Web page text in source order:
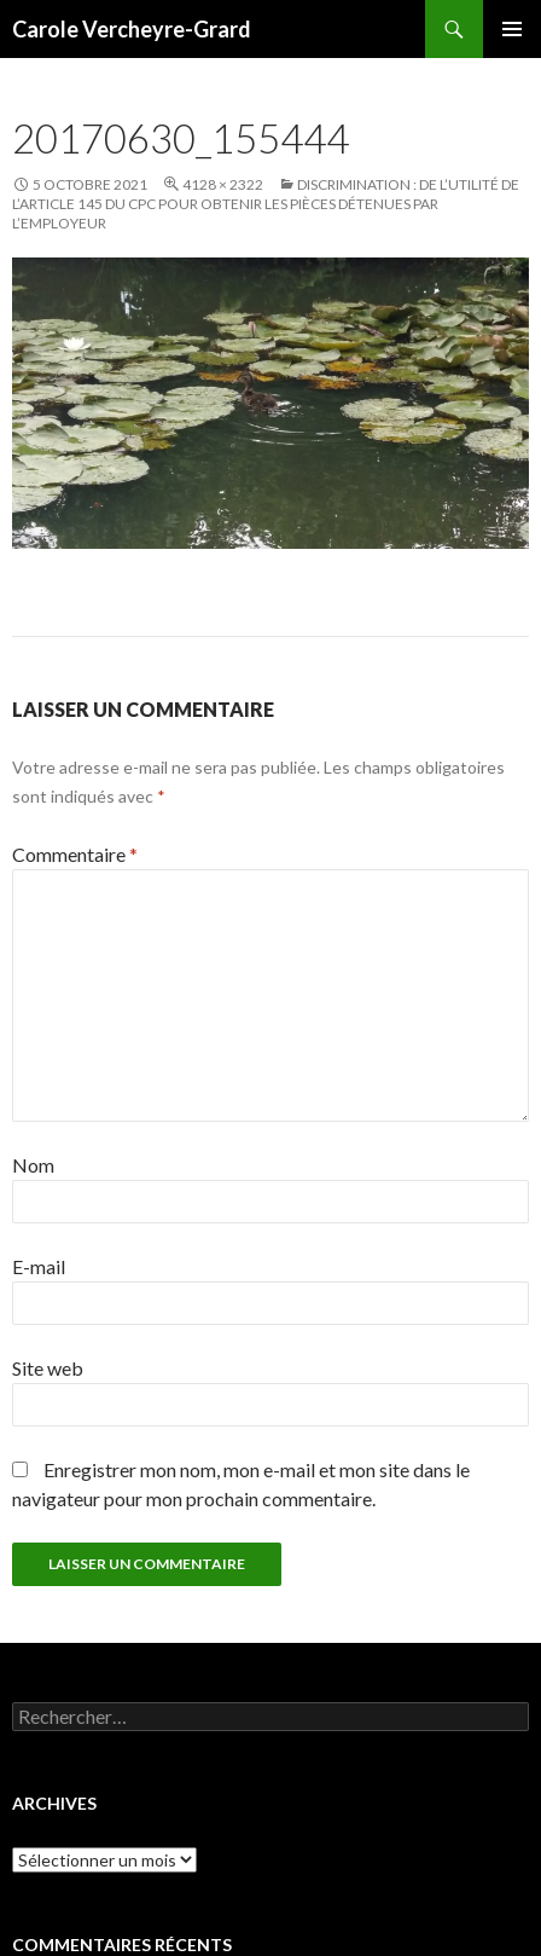
Carole Vercheyre-Grard
20170630_155444
5 OCTOBRE 2021 4128 × 2322
DISCRIMINATION : DE L’UTILITÉ DE
L’ARTICLE 145 DU CPC POUR OBTENIR LES PIÈCES DÉTENUES PAR
L’EMPLOYEUR
LAISSER UN COMMENTAIRE
Votre adresse e-mail ne sera pas publiée. Les champs obligatoires
sont indiqués avec *
Commentaire*
Nom
E-mail
Site web
Enregistrer mon nom, mon e-mail et mon site dans le
navigateur pour mon prochain commentaire.
Rechercher :
ARCHIVES
Archives
COMMENTAIRES RÉCENTS